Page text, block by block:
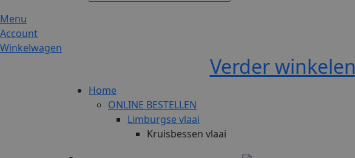
Menu
Account
Winkelwagen
Verder winkelen
Home
ONLINE BESTELLEN
Limburgse vlaai
Kruisbessen vlaai